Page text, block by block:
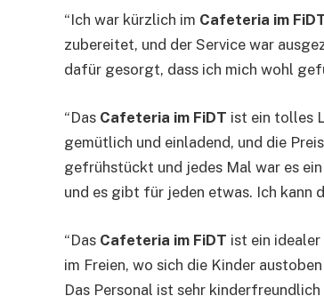
“Ich war kürzlich im Cafeteria im
zubereitet, und der Service war
dafür gesorgt, dass ich mich wohl
“Das Cafeteria im FiDT ist ein tolles
gemütlich und einladend, und die
gefrühstückt und jedes Mal war es
und es gibt für jeden etwas. Ich kann
“Das Cafeteria im FiDT ist ein
im Freien, wo sich die Kinder
Das Personal ist sehr